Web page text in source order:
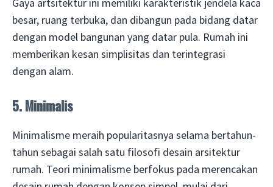
besar, ruang terbuka, dan dibangun pada bidang datar
dengan model bangunan yang datar pula. Rumah ini
memberikan kesan simplisitas dan terintegrasi
dengan alam.
5. Minimalis
Minimalisme meraih popularitasnya selama bertahun-
tahun sebagai salah satu filosofi desain arsitektur
rumah. Teori minimalisme berfokus pada merencakan